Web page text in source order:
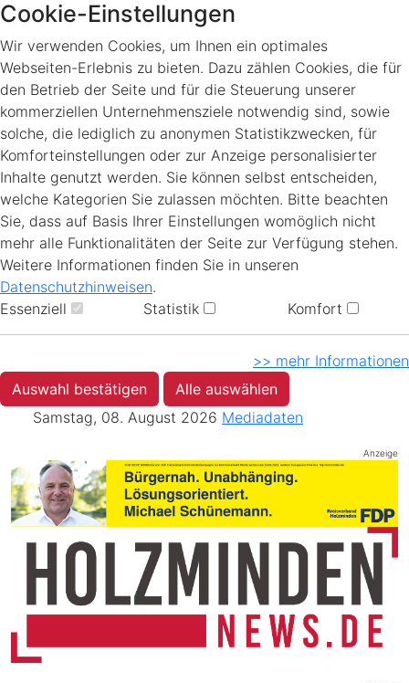
Cookie-Einstellungen
Wir verwenden Cookies, um Ihnen ein optimales
Webseiten-Erlebnis zu bieten. Dazu zählen Cookies, die für
den Betrieb der Seite und für die Steuerung unserer
kommerziellen Unternehmensziele notwendig sind, sowie
solche, die lediglich zu anonymen Statistikzwecken, für
Komforteinstellungen oder zur Anzeige personalisierter
Inhalte genutzt werden. Sie können selbst entscheiden,
welche Kategorien Sie zulassen möchten. Bitte beachten
Sie, dass auf Basis Ihrer Einstellungen womöglich nicht
mehr alle Funktionalitäten der Seite zur Verfügung stehen.
Weitere Informationen finden Sie in unseren
Datenschutzhinweisen.
Essenziell
Statistik Komfort
>> mehr Informationen
Auswahl bestätigen
Alle auswählen
Samstag, 08. August 2026 Mediadaten
Anzeige